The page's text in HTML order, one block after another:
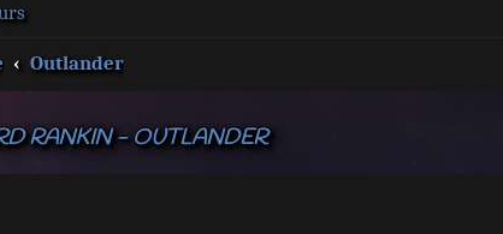
Outlander
RANKIN - OUTLANDER